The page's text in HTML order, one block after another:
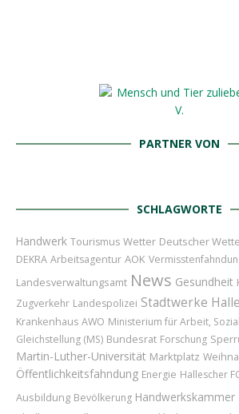
PARTNER VON
SCHLAGWORTE
Handwerk Tourismus Wetter Deutscher
DEKRA Arbeitsagentur AOK
Landesverwaltungsamt News Gesundheit
Zugverkehr Landespolizei Stadtwerke Halle
Krankenhaus AWO Ministerium für Arbeit,
Gleichstellung (MS) Bundesrat Forschung
Martin-Luther-Universität Marktplatz
Öffentlichkeitsfahndung Energie Hallescher
Ausbildung Bevölkerung Handwerkskammer